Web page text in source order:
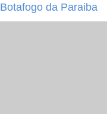
Botafogo da Paraiba